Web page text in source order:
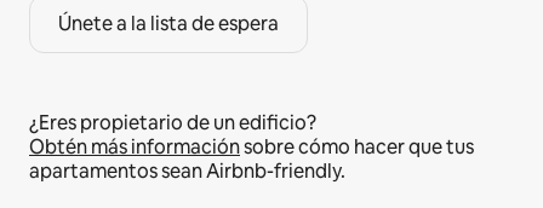
Únete a la lista de espera
¿Eres propietario de un edificio?
Obtén más informaciónsobre cómo hacer que tus
apartamentos sean Airbnb-friendly.